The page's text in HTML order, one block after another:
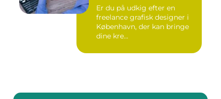
Er du på udkig efter en
freelance grafisk designer i
København, der kan bringe
dine kre...